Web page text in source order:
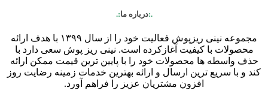
.:درباره ما:.
مجموعه نینی ریزپوش فعالیت خود را از سال ۱۳۹۹ با هدف ارائه
محصولات با کیفیت آغازکرده است. نینی ریز پوش سعی دارد با
حذف واسطه ها محصولات خود را با پایین ترین قیمت ممکن ارائه
کند و با سریع ترین ارسال و ارائه بهترین خدمات زمینه رضایت روز
افزون مشتریان عزیز را فراهم آورد.